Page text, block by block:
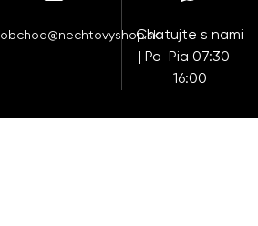
obchod@nechtovyshop.skChatujte s nami
| Po-Pia 07:30 -
16:00